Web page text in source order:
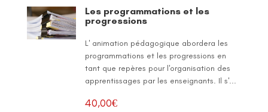
Les programmations et les
progressions
L' animation pédagogique abordera les
programmations et les progressions en
tant que repères pour l'organisation des
apprentissages par les enseignants. Il s'...
40,00€